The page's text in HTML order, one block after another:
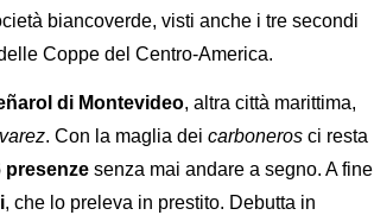
biancoverde, visti anche i tre secondi
Coppe del Centro-America.
di Montevideo, altra città marittima,
. Con la maglia dei carboneros ci resta
presenze senza mai andare a segno. A fine
, che lo preleva in prestito. Debutta in